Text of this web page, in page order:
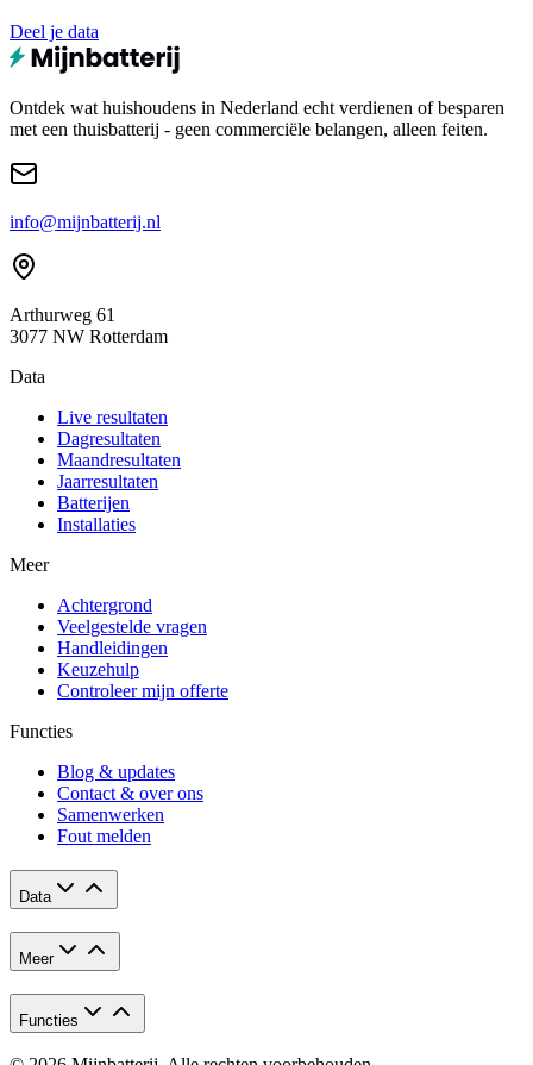
Deel je data
Ontdek wat huishoudens in Nederland echt verdienen of besparen
met een thuisbatterij - geen commerciële belangen, alleen feiten.
info@mijnbatterij.nl
Arthurweg 61
3077 NW Rotterdam
Data
Live resultaten
Dagresultaten
Maandresultaten
Jaarresultaten
Batterijen
Installaties
Meer
Achtergrond
Veelgestelde vragen
Handleidingen
Keuzehulp
Controleer mijn offerte
Functies
Blog & updates
Contact & over ons
Samenwerken
Fout melden
Data
Meer
Functies